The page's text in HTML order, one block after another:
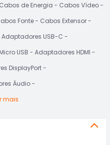
Cabos de Energia
Cabos Vídeo
Fonte
Cabos Extensor
Adaptadores USB-C
USB
Adaptadores HDMI
DisplayPort
Áudio
mais